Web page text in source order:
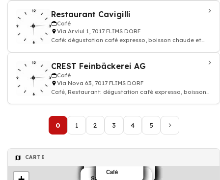
Restaurant Cavigilli
Café
Via Arviul 1, 7017 FLIMS DORF
Café: dégustation café expresso, boisson chaude et
CREST Feinbäckerei AG
Café
Via Nova 63, 7017 FLIMS DORF
Café, Restaurant: dégustation café expresso, boisson
0 1 2 3 4 5
CARTE
Salons de thé café
Salons de thé café
Salons de thé café
Salons de thé café
Salons de thé café
Salons de thé café
Salons de thé café
Salons de thé café
Salons de thé café
Salons de thé café
Salons de thé café
Salons de thé café
Salons de thé café
Café
Café
Café
Café
Café
Café